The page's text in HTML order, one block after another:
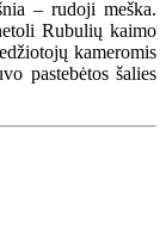
– rudoji meška.
Rubulių kaimo
kameromis
pastebėtos šalies